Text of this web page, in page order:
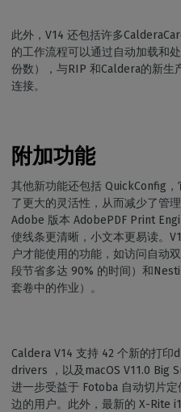
此外，V14 还包括许多
的工作流程可以通过自动加载和
份数），与RIP 和Caldera的新
连接。
附加功能
其他新功能还包括 QuickConfig
了更大的灵活性，从而减少了管
Adobe 版本 AdobePDF Print
使线条更清晰，小文本更易读。
户才能使用的功能，如访问自动
段节省多达 90% 的时间）和
套卷中的作业）。
Caldera V14 支持 42 个新的打印
drivers ，以及macOS V11.0 Big
进一步受益于 Fotoba 自动切片
边的用户。此外，最新的 X-Rite